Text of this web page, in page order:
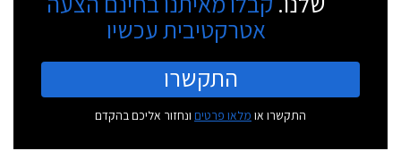
אטרקטיבית עכשיו
התקשרו
התקשרו או מלאו פרטים ונחזור אליכם בהקדם